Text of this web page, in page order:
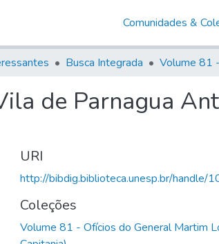
Comunidades &
Busca Integrada
de Parnagua
URI
http://bibdig.biblioteca.unesp.br/handle/
Coleções
Volume 81 - Ofícios do General Martim